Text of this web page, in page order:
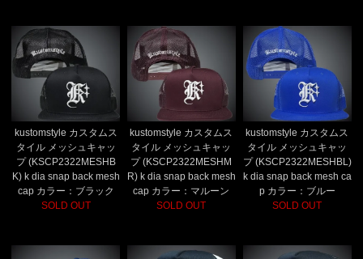
kustomstyle カスタムス
タイル メッシュキャッ
プ (KSCP2322MESHB
K) k dia snap back mesh
cap カラー：ブラック
SOLD OUT
kustomstyle カスタムス
タイル メッシュキャッ
プ (KSCP2322MESHM
R) k dia snap back mesh
cap カラー：マルーン
SOLD OUT
kustomstyle カスタムス
タイル メッシュキャッ
プ (KSCP2322MESHBL)
k dia snap back mesh ca
p カラー：ブルー
SOLD OUT